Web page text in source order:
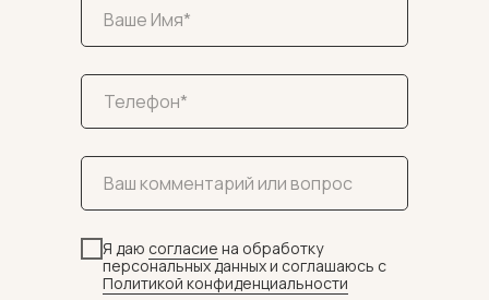
Я даю согласие на обработку
персональных данных и соглашаюсь c
Политикой конфиденциальности